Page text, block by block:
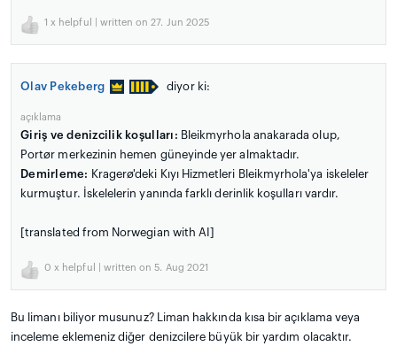
1 x helpful | written on 27. Jun 2025
Olav Pekeberg diyor ki:
açıklama
Giriş ve denizcilik koşulları: Bleikmyrhola anakarada olup,
Portør merkezinin hemen güneyinde yer almaktadır.
Demirleme: Kragerø'deki Kıyı Hizmetleri Bleikmyrhola'ya iskeleler
kurmuştur. İskelelerin yanında farklı derinlik koşulları vardır.
[translated from Norwegian with AI]
0 x helpful | written on 5. Aug 2021
Bu limanı biliyor musunuz? Liman hakkında kısa bir açıklama veya
inceleme eklemeniz diğer denizcilere büyük bir yardım olacaktır.